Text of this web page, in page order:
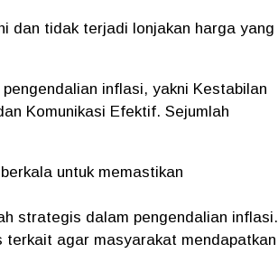
dan tidak terjadi lonjakan harga yang
inflasi, yakni Kestabilan
Komunikasi Efektif. Sejumlah
untuk memastikan
strategis dalam pengendalian inflasi.
terkait agar masyarakat mendapatkan